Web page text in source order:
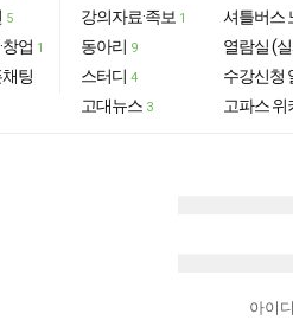
5
창업 1
팅
강의자료·족보 1
동아리 9
스터디 4
고대뉴스 3
셔틀버스
열람실 (
수강신청
고파스 위
아이